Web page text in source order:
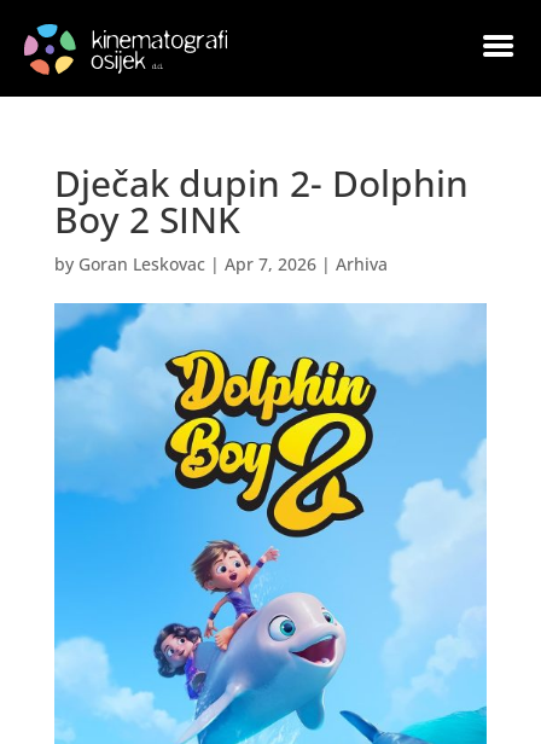
Dječak dupin 2- Dolphin
Boy 2 SINK
by Goran Leskovac| Apr 7, 2026| Arhiva